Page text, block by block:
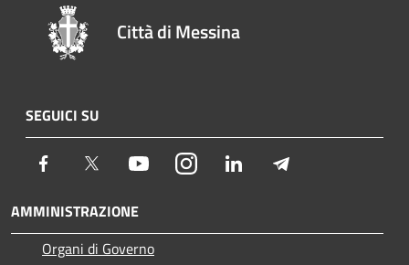
Città di Messina
SEGUICI SU
Facebook Twitter YoutubeInstagram LinkedIn
AMMINISTRAZIONE
Organi di Governo